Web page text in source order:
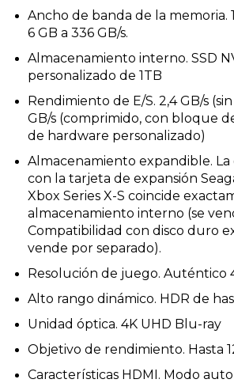
Ancho de banda de la memoria.
6 GB a 336 GB/s.
Almacenamiento interno. SSD
personalizado de 1TB
Rendimiento de E/S. 2,4 GB/s
GB/s (comprimido, con bloque
de hardware personalizado)
Almacenamiento expandible.
con la tarjeta de expansión
Xbox Series X-S coincide
almacenamiento interno (se
Compatibilidad con disco duro
vende por separado).
Resolución de juego. Auténtico
Alto rango dinámico. HDR de
Unidad óptica. 4K UHD Blu-ray
Objetivo de rendimiento. Hasta
Características HDMI. Modo